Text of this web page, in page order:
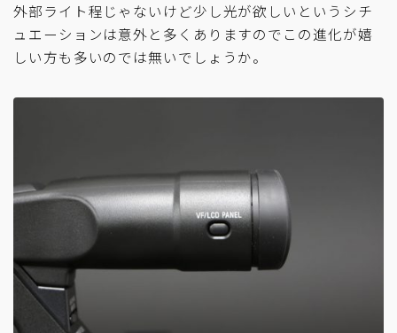
外部ライト程じゃないけど少し光が欲しいというシチ
ュエーションは意外と多くありますのでこの進化が嬉
しい方も多いのでは無いでしょうか。